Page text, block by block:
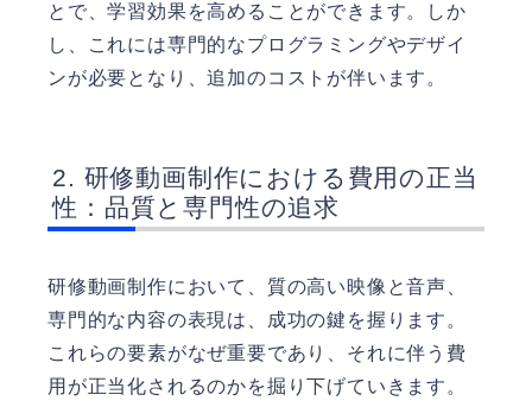
とで、学習効果を高めることができます。しか
し、これには専門的なプログラミングやデザイ
ンが必要となり、追加のコストが伴います。
研修動画制作における費用の正当
性：品質と専門性の追求
研修動画制作において、質の高い映像と音声、
専門的な内容の表現は、成功の鍵を握ります。
これらの要素がなぜ重要であり、それに伴う費
用が正当化されるのかを掘り下げていきます。